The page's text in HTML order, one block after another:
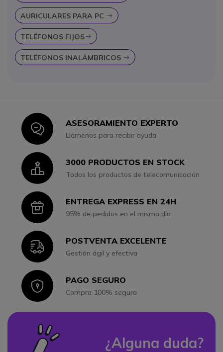
AURICULARES PARA PC Icon
TELÉFONOS FIJOS Icon
TELÉFONOS INALÁMBRICOS Icon
IconASESORAMIENTO EXPERTO
Llámenos para recibir ayuda
Icon3000 PRODUCTOS EN STOCK
Todos los productos de telecomunicación
IconENTREGA EXPRESS EN 24H
95% de pedidos en el mismo día
IconPOSTVENTA EXCELENTE
Gestión ágil y efectiva
IconPAGO SEGURO
Compra 100% segura
¿Alguna duda?